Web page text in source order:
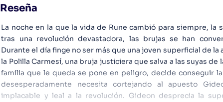
Reseña
La noche en la que la vida de Rune cambió para siempre, la
tras una revolución devastadora, las brujas se han
Durante el día finge no ser más que una joven superficial de
la Polilla Carmesí, una bruja justiciera que salva a las suyas de
familia que le queda se pone en peligro, decide conseguir
desesperadamente necesita cortejando al apuesto
implacable y leal a la revolución. Gideon desprecia la